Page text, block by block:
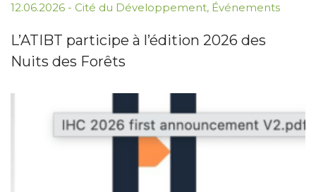
12.06.2026 - Cité du Développement, Événements
L’ATIBT participe à l’édition 2026 des
Nuits des Forêts